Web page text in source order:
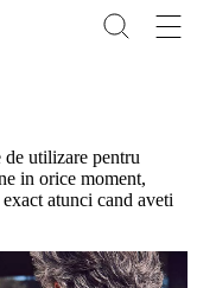
utilizare pentru
in orice moment,
atunci cand aveti